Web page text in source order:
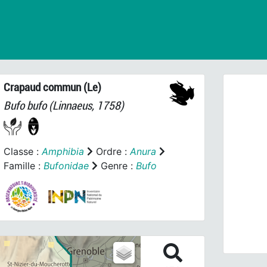
Crapaud commun (Le)
Bufo bufo(Linnaeus, 1758)
Classe :Amphibia Ordre :Anura
Famille : Bufonidae Genre : Bufo